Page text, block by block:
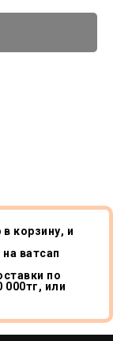
корзину, и
ватсап
по
000тг, или